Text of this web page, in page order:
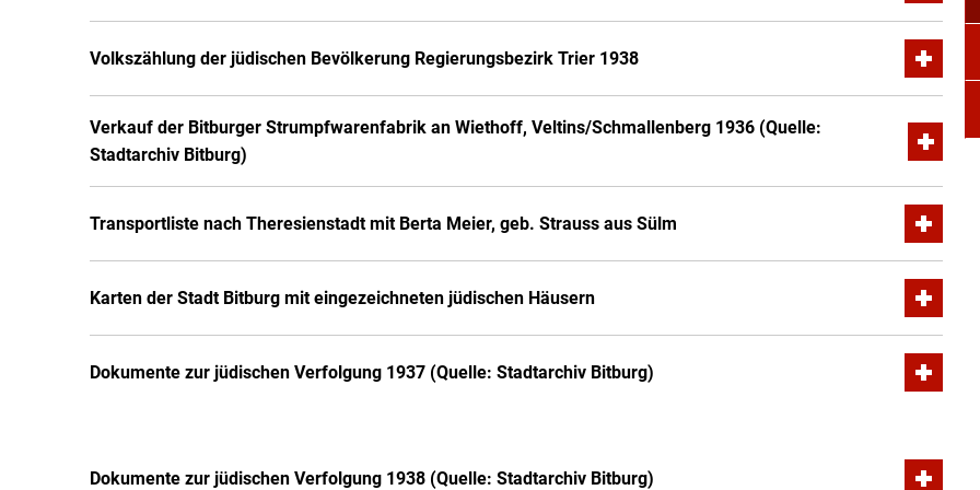
Volkszählung der jüdischen Bevölkerung Regierungsbezirk Trier 1938
Verkauf der Bitburger Strumpfwarenfabrik an Wiethoff, Veltins/Schmallenberg 1936 (Quelle:
Stadtarchiv Bitburg)
Transportliste nach Theresienstadt mit Berta Meier, geb. Strauss aus Sülm
Karten der Stadt Bitburg mit eingezeichneten jüdischen Häusern
Dokumente zur jüdischen Verfolgung 1937 (Quelle: Stadtarchiv Bitburg)
Dokumente zur jüdischen Verfolgung 1938 (Quelle: Stadtarchiv Bitburg)